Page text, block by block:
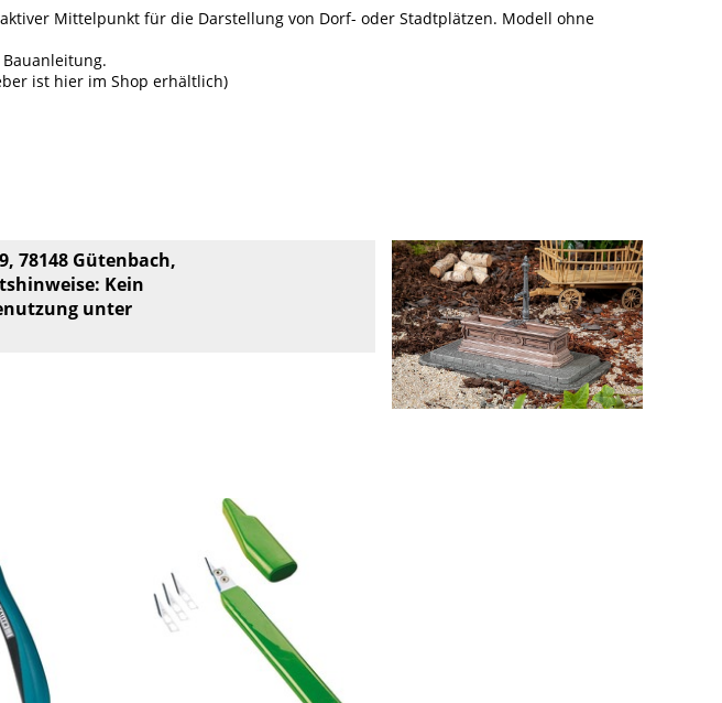
Mittelpunkt für die Darstellung von Dorf- oder Stadtplätzen. Modell ohne
ist hier im Shop erhältlich)
78148 Gütenbach,
Kein
unter